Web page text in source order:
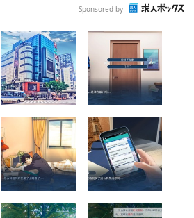
Sponsored by